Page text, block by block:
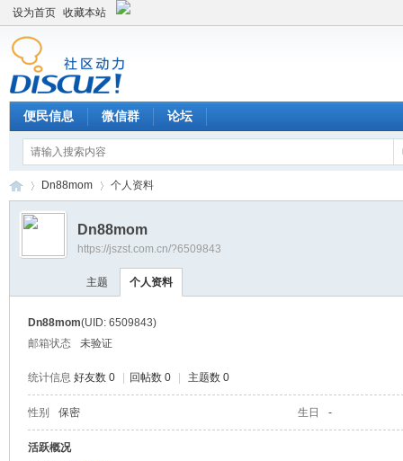
设为首页 收藏本站
便民信息 微信群 论坛
›
Dn88mom 个人资料
Dn88mom
https://jszst.com.cn/?6509843
主题 个人资料
Dn88mom(UID: 6509843)
邮箱状态
未验证
统计信息 好友数 0 回帖数 0 主题数 0
性别 保密 生日 -
活跃概况